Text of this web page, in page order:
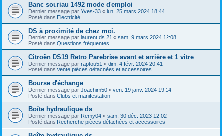
Banc souriau 1492 mode d'emploi
Dernier message par Yves-33 « lun. 25 mars 2024 18:44
Posté dans Electricité
DS à proximité de chez moi.
Dernier message par laurent ds 21 « sam. 9 mars 2024 12:08
Posté dans Questions fréquentes
Citroën DS19 Retro Parebrise avant et arrière et 1 vitre
Dernier message par raptou51 « dim. 4 févr. 2024 20:41
Posté dans Vente pièces détachées et accessoires
Bourse d'échange
Dernier message par Joachim50 « ven. 19 janv. 2024 19:14
Posté dans Clubs et manifestation
Boîte hydraulique ds
Dernier message par Remy04 « sam. 30 déc. 2023 12:02
Posté dans Recherche pièces détachées et accessoires